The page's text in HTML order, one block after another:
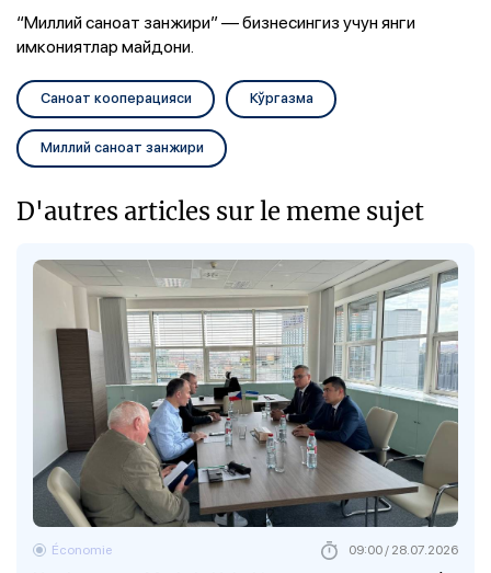
“Миллий саноат занжири” — бизнесингиз учун янги
имкониятлар майдони.
Саноат кооперацияси Кўргазма
Миллий саноат занжири
D'autres articles sur le meme sujet
Économie 09:00 / 28.07.2026